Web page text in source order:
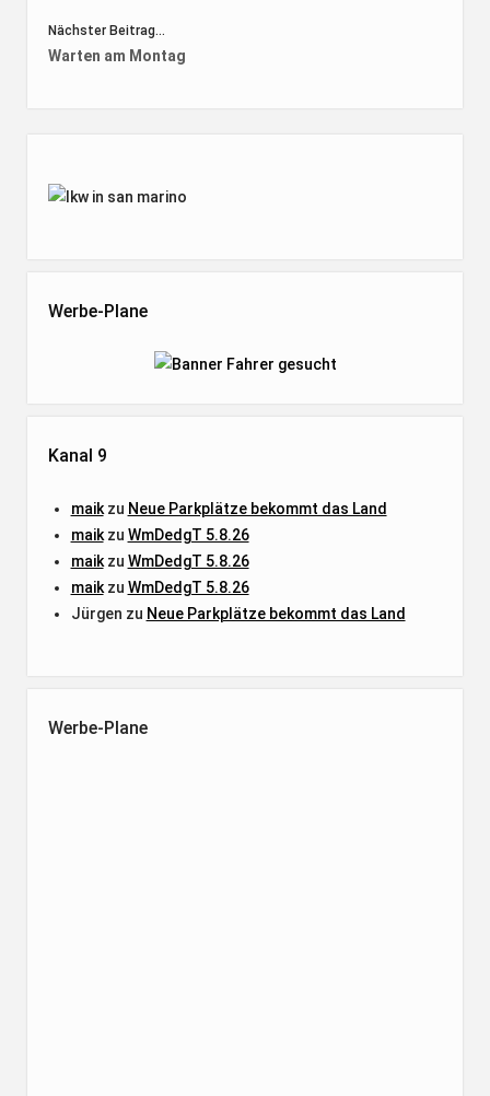
Nächster Beitrag...
Warten am Montag
Werbe-Plane
Kanal 9
maikzu Neue Parkplätze bekommt das Land
maikzu WmDedgT 5.8.26
maikzu WmDedgT 5.8.26
maikzu WmDedgT 5.8.26
Jürgen zu Neue Parkplätze bekommt das Land
Werbe-Plane